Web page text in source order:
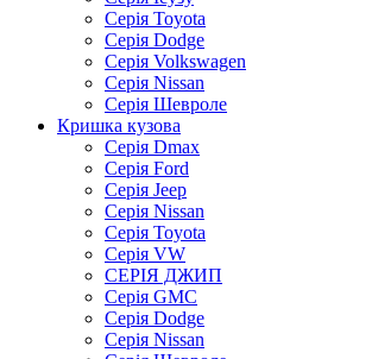
Серія Toyota
Серія Dodge
Серія Volkswagen
Серія Nissan
Серія Шевроле
Кришка кузова
Серія Dmax
Серія Ford
Серія Jeep
Серія Nissan
Серія Toyota
Серія VW
СЕРІЯ ДЖИП
Серія GMC
Серія Dodge
Серія Nissan